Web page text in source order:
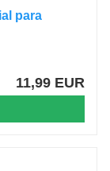
para
11,99 EUR